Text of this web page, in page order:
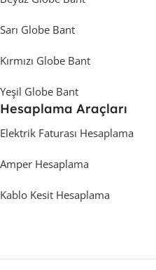
Sarı Globe Bant
Kırmızı Globe Bant
Yeşil Globe Bant
Hesaplama Araçları
Elektrik Faturası Hesaplama
Amper Hesaplama
Kablo Kesit Hesaplama